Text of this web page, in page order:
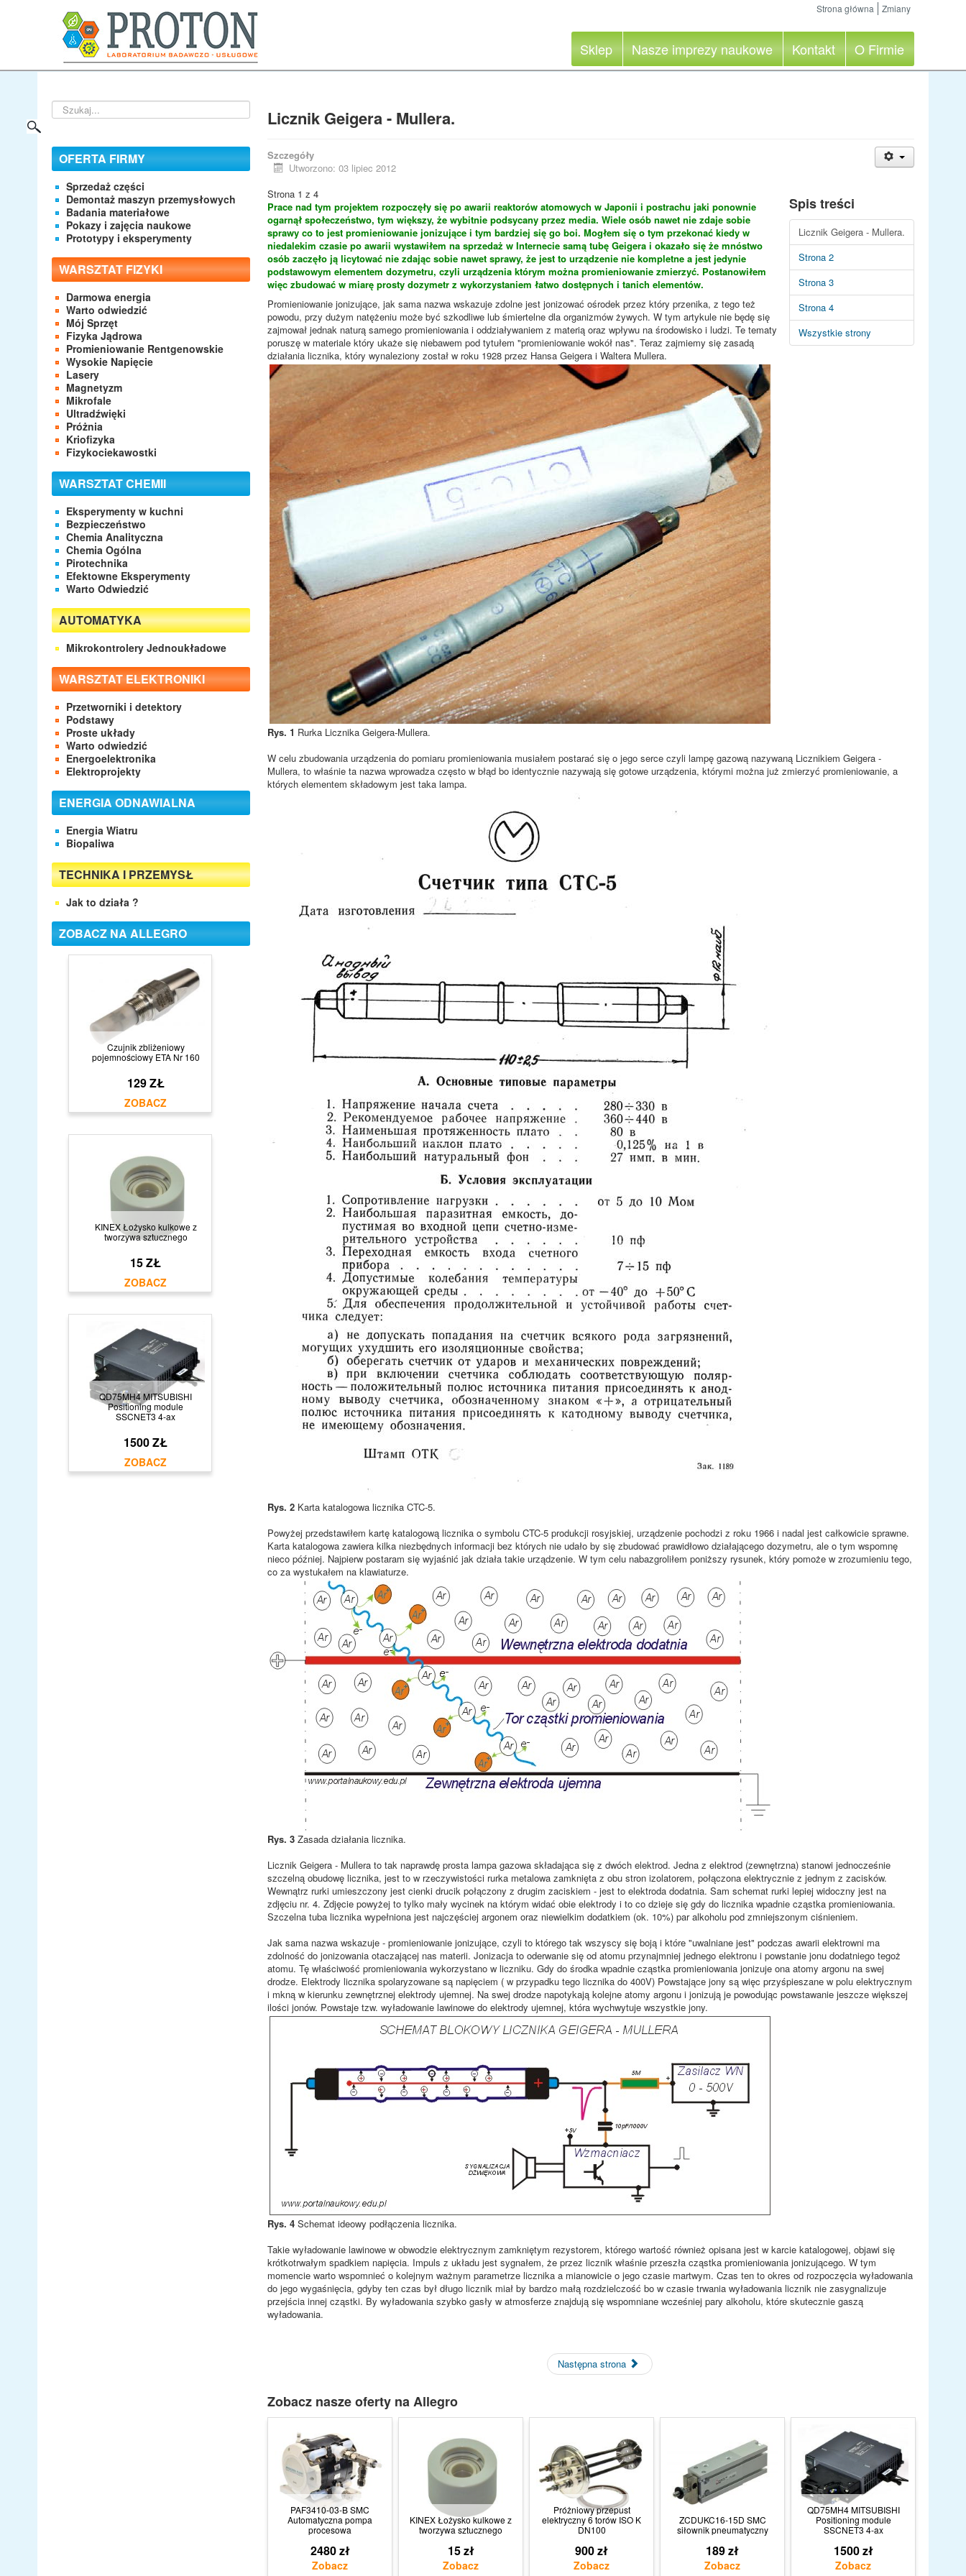
Strona główna Zmiany
Sklep Nasze imprezy naukowe Kontakt O Firmie
Szukaj...
OFERTA FIRMY
Sprzedaż części
Demontaż maszyn przemysłowych
Badania materiałowe
Pokazy i zajęcia naukowe
Prototypy i eksperymenty
WARSZTAT FIZYKI
Darmowa energia
Warto odwiedzić
Mój Sprzęt
Fizyka Jądrowa
Promieniowanie Rentgenowskie
Wysokie Napięcie
Lasery
Magnetyzm
Mikrofale
Ultradźwięki
Próżnia
Kriofizyka
Fizykociekawostki
WARSZTAT CHEMII
Eksperymenty w kuchni
Bezpieczeństwo
Chemia Analityczna
Chemia Ogólna
Pirotechnika
Efektowne Eksperymenty
Warto Odwiedzić
AUTOMATYKA
Mikrokontrolery Jednoukładowe
WARSZTAT ELEKTRONIKI
Przetworniki i detektory
Podstawy
Proste układy
Warto odwiedzić
Energoelektronika
Elektroprojekty
ENERGIA ODNAWIALNA
Energia Wiatru
Biopaliwa
TECHNIKA I PRZEMYSŁ
Jak to działa ?
ZOBACZ NA ALLEGRO
Czujnik zbliżeniowy
pojemnościowy ETA Nr 160
129 ZŁ
KINEX Łożysko kulkowe z
tworzywa sztucznego
15 ZŁ
QD75MH4 MITSUBISHI
Positioning module
SSCNET3 4-ax
1500 ZŁ
Licznik Geigera - Mullera.
Szczegóły
Utworzono: 03 lipiec 2012
Spis treści
Licznik Geigera - Mullera.
Strona 2
Strona 3
Strona 4
Wszystkie strony
Strona 1 z 4
Prace nad tym projektem rozpoczęły się po awarii reaktorów atomowych w Japonii i postrachu jaki ponownie
ogarnął społeczeństwo, tym większy, że wybitnie podsycany przez media. Wiele osób nawet nie zdaje sobie
sprawy co to jest promieniowanie jonizujące i tym bardziej się go boi. Mogłem się o tym przekonać kiedy w
niedalekim czasie po awarii wystawiłem na sprzedaż w Internecie samą tubę Geigera i okazało się że mnóstwo
osób zaczęło ją licytować nie zdając sobie nawet sprawy, że jest to urządzenie nie kompletne a jest jedynie
podstawowym elementem dozymetru, czyli urządzenia którym można promieniowanie zmierzyć. Postanowiłem
więc zbudować w miarę prosty dozymetr z wykorzystaniem łatwo dostępnych i tanich elementów.
Promieniowanie jonizujące, jak sama nazwa wskazuje zdolne jest jonizować ośrodek przez który przenika, z tego też
powodu, przy dużym natężeniu może być szkodliwe lub śmiertelne dla organizmów żywych. W tym artykule nie będę się
zajmował jednak naturą samego promieniowania i oddziaływaniem z materią oraz wpływu na środowisko i ludzi. Te tematy
poruszę w materiale który ukaże się niebawem pod tytułem "promieniowanie wokół nas". Teraz zajmiemy się zasadą
działania licznika, który wynaleziony został w roku 1928 przez Hansa Geigera i Waltera Mullera.
Rys. 1 Rurka Licznika Geigera-Mullera.
W celu zbudowania urządzenia do pomiaru promieniowania musiałem postarać się o jego serce czyli lampę gazową nazywaną Licznikiem Geigera -
Mullera, to właśnie ta nazwa wprowadza często w błąd bo identycznie nazywają się gotowe urządzenia, którymi można już zmierzyć promieniowanie, a
których elementem składowym jest taka lampa.
Rys. 2 Karta katalogowa licznika CTC-5.
Powyżej przedstawiłem kartę katalogową licznika o symbolu CTC-5 produkcji rosyjskiej, urządzenie pochodzi z roku 1966 i nadal jest całkowicie sprawne.
Karta katalogowa zawiera kilka niezbędnych informacji bez których nie udało by się zbudować prawidłowo działającego dozymetru, ale o tym wspomnę
nieco później. Najpierw postaram się wyjaśnić jak działa takie urządzenie. W tym celu nabazgroliłem poniższy rysunek, który pomoże w zrozumieniu tego,
co za wystukałem na klawiaturze.
Rys. 3 Zasada działania licznika.
Licznik Geigera - Mullera to tak naprawdę prosta lampa gazowa składająca się z dwóch elektrod. Jedna z elektrod (zewnętrzna) stanowi jednocześnie
szczelną obudowę licznika, jest to w rzeczywistości rurka metalowa zamknięta z obu stron izolatorem, połączona elektrycznie z jednym z zacisków.
Wewnątrz rurki umieszczony jest cienki drucik połączony z drugim zaciskiem - jest to elektroda dodatnia. Sam schemat rurki lepiej widoczny jest na
zdjęciu nr. 4. Zdjęcie powyżej to tylko mały wycinek na którym widać obie elektrody i to co dzieje się gdy do licznika wpadnie cząstka promieniowania.
Szczelna tuba licznika wypełniona jest najczęściej argonem oraz niewielkim dodatkiem (ok. 10%) par alkoholu pod zmniejszonym ciśnieniem.
Jak sama nazwa wskazuje - promieniowanie jonizujące, czyli to którego tak wszyscy się boją i które "uwalniane jest" podczas awarii elektrowni ma
zdolność do jonizowania otaczającej nas materii. Jonizacja to oderwanie się od atomu przynajmniej jednego elektronu i powstanie jonu dodatniego tegoż
atomu. Tę właściwość promieniowania wykorzystano w liczniku. Gdy do środka wpadnie cząstka promieniowania jonizuje ona atomy argonu na swej
drodze. Elektrody licznika spolaryzowane są napięciem ( w przypadku tego licznika do 400V) Powstające jony są więc przyśpieszane w polu elektrycznym
i mkną w kierunku zewnętrznej elektrody ujemnej. Na swej drodze napotykają kolejne atomy argonu i jonizują je powodując powstawanie jeszcze większej
ilości jonów. Powstaje tzw. wyładowanie lawinowe do elektrody ujemnej, która wychwytuje wszystkie jony.
Rys. 4 Schemat ideowy podłączenia licznika.
Takie wyładowanie lawinowe w obwodzie elektrycznym zamkniętym rezystorem, którego wartość również opisana jest w karcie katalogowej, objawi się
krótkotrwałym spadkiem napięcia. Impuls z układu jest sygnałem, że przez licznik właśnie przeszła cząstka promieniowania jonizującego. W tym
momencie warto wspomnieć o kolejnym ważnym parametrze licznika a mianowicie o jego czasie martwym. Czas ten to okres od rozpoczęcia wyładowania
do jego wygaśnięcia, gdyby ten czas był długo licznik miał by bardzo małą rozdzielczość bo w czasie trwania wyładowania licznik nie zasygnalizuje
przejścia innej cząstki. By wyładowania szybko gasły w atmosferze znajdują się wspomniane wcześniej pary alkoholu, które skutecznie gaszą
wyładowania.
Następna strona
Zobacz nasze oferty na Allegro
PAF3410-03-B SMC
Automatyczna pompa
procesowa
2480 zł
KINEX Łożysko kulkowe z
tworzywa sztucznego
15 zł
Próżniowy przepust
elektryczny 6 torów ISO K
DN100
900 zł
ZCDUKC16-15D SMC
siłownik pneumatyczny
189 zł
QD75MH4 MITSUBISHI
Positioning module
SSCNET3 4-ax
1500 zł